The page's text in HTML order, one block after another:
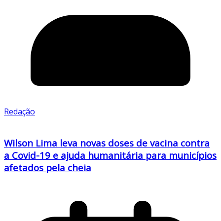
Redação
Wilson Lima leva novas doses de vacina contra
a Covid-19 e ajuda humanitária para municípios
afetados pela cheia